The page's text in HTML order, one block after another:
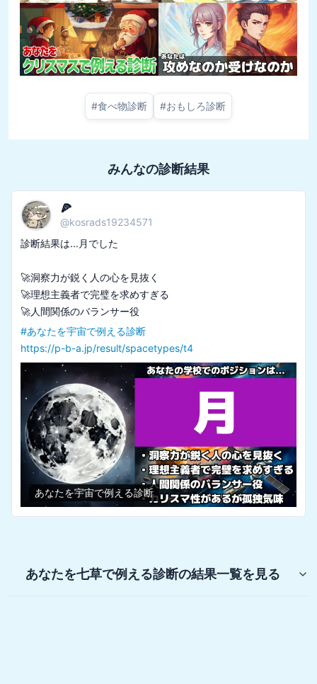
#食べ物診断 #おもしろ診断
みんなの診断結果
🍕
@kosrads19234571
診断結果は...月でした
🚀洞察力が鋭く人の心を見抜く
🚀理想主義者で完璧を求めすぎる
🚀人間関係のバランサー役
#あなたを宇宙で例える診断
https://p-b-a.jp/result/spacetypes/t4
あなたを宇宙で例える診断
あなたを七草で例える診断の結果一覧を見る